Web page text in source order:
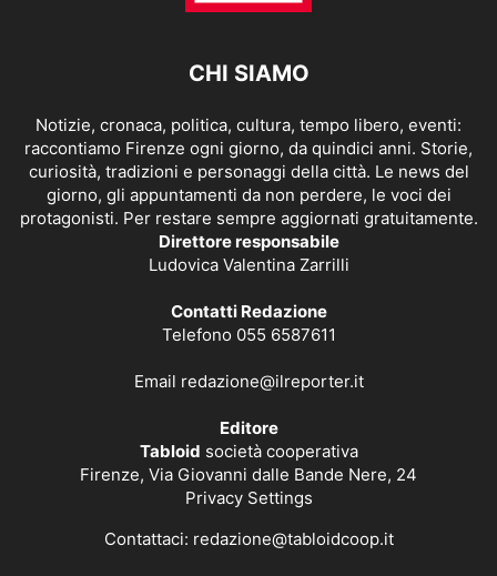
CHI SIAMO
Notizie, cronaca, politica, cultura, tempo libero, eventi:
raccontiamo Firenze ogni giorno, da quindici anni. Storie,
curiosità, tradizioni e personaggi della città. Le news del
giorno, gli appuntamenti da non perdere, le voci dei
protagonisti. Per restare sempre aggiornati gratuitamente.
Direttore responsabile
Ludovica Valentina Zarrilli
Contatti Redazione
Telefono 055 6587611
Email redazione@ilreporter.it
Editore
Tabloid società cooperativa
Firenze, Via Giovanni dalle Bande Nere, 24
Privacy Settings
Contattaci: redazione@tabloidcoop.it